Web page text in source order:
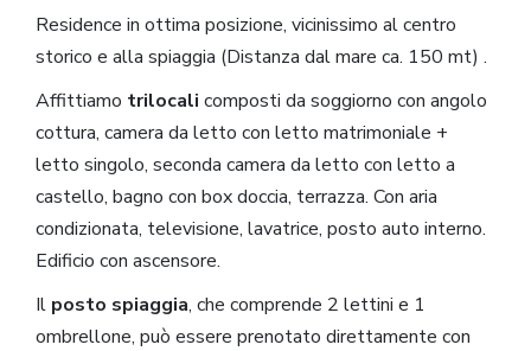
Residence in ottima posizione, vicinissimo al centro
storico e alla spiaggia (Distanza dal mare ca. 150 mt) .
Affittiamo trilocali composti da soggiorno con angolo
cottura, camera da letto con letto matrimoniale +
letto singolo, seconda camera da letto con letto a
castello, bagno con box doccia, terrazza. Con aria
condizionata, televisione, lavatrice, posto auto interno.
Edificio con ascensore.
Il posto spiaggia, che comprende 2 lettini e 1
ombrellone, può essere prenotato direttamente con